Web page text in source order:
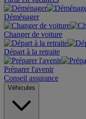
Déménager
Changer de voiture
Départ à la retraite
Préparer l'avenir
Conseil assurance
Véhicules